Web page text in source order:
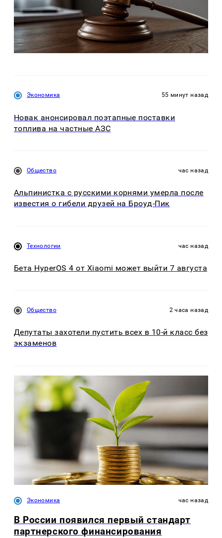
Экономика 55 минут назад
Новак анонсировал поэтапные поставки
топлива на частные АЗС
Общество час назад
Альпинистка с русскими корнями умерла после
известия о гибели друзей на Броуд-Пик
Технологии час назад
Бета HyperOS 4 от Xiaomi может выйти 7 августа
Общество 2 часа назад
Депутаты захотели пустить всех в 10-й класс без
экзаменов
Экономика час назад
В России появился первый стандарт
партнерского финансирования